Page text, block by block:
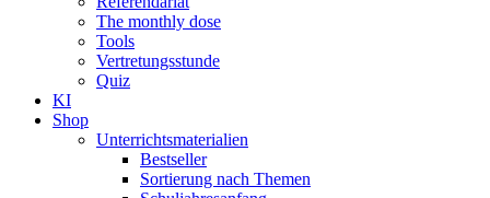
The monthly dose
Tools
Vertretungsstunde
Quiz
KI
Shop
Unterrichtsmaterialien
Bestseller
Sortierung nach Themen